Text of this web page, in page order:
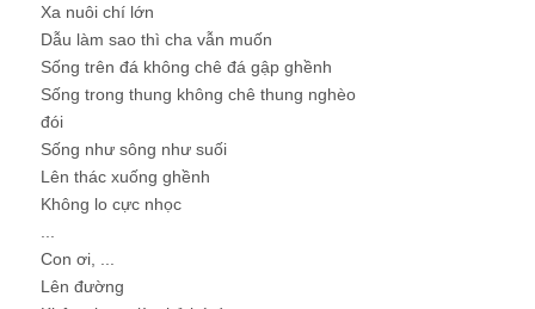
Xa nuôi chí lớn
Dẫu làm sao thì cha vẫn muốn
Sống trên đá không chê đá gập ghềnh
Sống trong thung không chê thung nghèo
đói
Sống như sông như suối
Lên thác xuống ghềnh
Không lo cực nhọc
Con ơi, ...
Lên đường